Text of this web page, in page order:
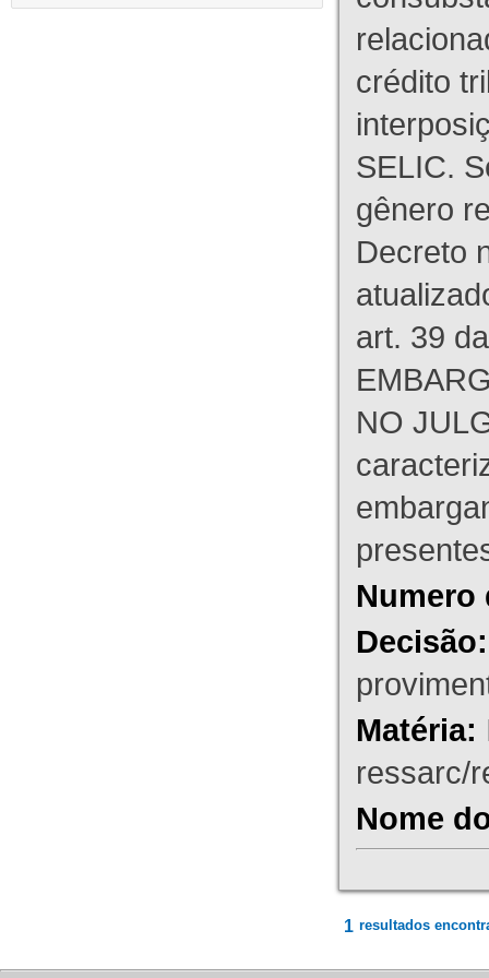
crédito
SELIC.
gênero
Decreto
art. 39
NO
Numero
Decisão:
Matéria:
ressarc/
Nome
1 resultados